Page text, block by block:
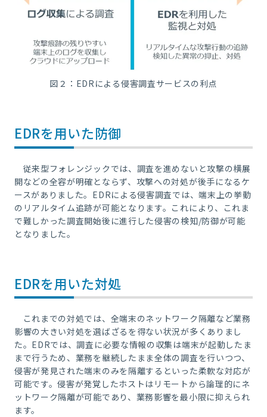
図２： EDR による侵害調査サービスの利点
EDRを用いた防御
従来型フォレンジックでは、調査を進めないと攻撃の横展
開などの全容が明確とならず、攻撃への対処が後手になるケ
ースがありました。 EDRによる侵害調査では、端末上の挙動
のリアルタイム追跡が可能となります。これにより、これま
で難しかった調査開始後に進行した侵害の検知/防御が可能
となりました。
EDRを用いた対処
これまでの対処では、全端末のネットワーク 隔離など業務
影響の大きい対処を選ばざるを得ない状況が多くありまし
た。 EDRでは、調査に必要な情報の収集は端末が起動したま
まで行うため、業務を継続したまま全体の調査を行いつつ、
侵害が発見された端末のみを隔離するといった柔軟な対応が
可能です。侵害が発覚したホストはリモートから論理的にネ
ットワーク隔離が可能であり、業務影響を最小限に抑えられ
ます。